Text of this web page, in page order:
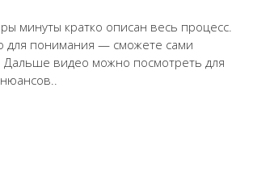
минуты кратко описан весь процесс.
для понимания — сможете сами
Дальше видео можно посмотреть для